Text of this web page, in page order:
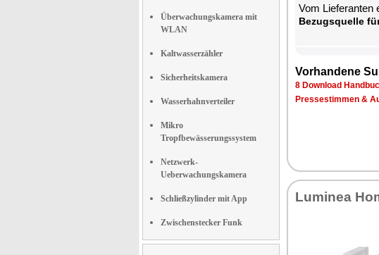
Überwachungskamera mit
WLAN
Kaltwasserzähler
Sicherheitskamera
Wasserhahnverteiler
Mikro
Tropfbewässerungssystem
Netzwerk-
Ueberwachungskamera
Schließzylinder mit App
Zwischenstecker Funk
Vom Lie­fe­ran­ten
Be­zugs­quel­le
Vor­han­de­ne
8 Down­load
Pres­se­stim­men &
Lu­mi­nea